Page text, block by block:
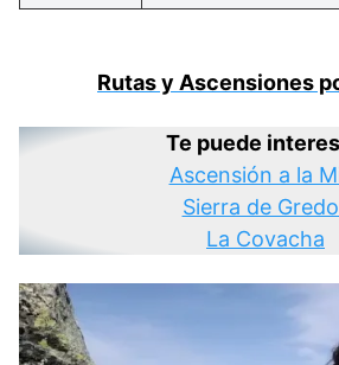
Rutas y Ascensiones
Te puede
Ascensión a la
Sierra de
La Covacha